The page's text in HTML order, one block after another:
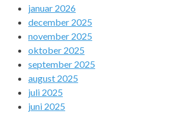
januar 2026
december 2025
november 2025
oktober 2025
september 2025
august 2025
juli 2025
juni 2025